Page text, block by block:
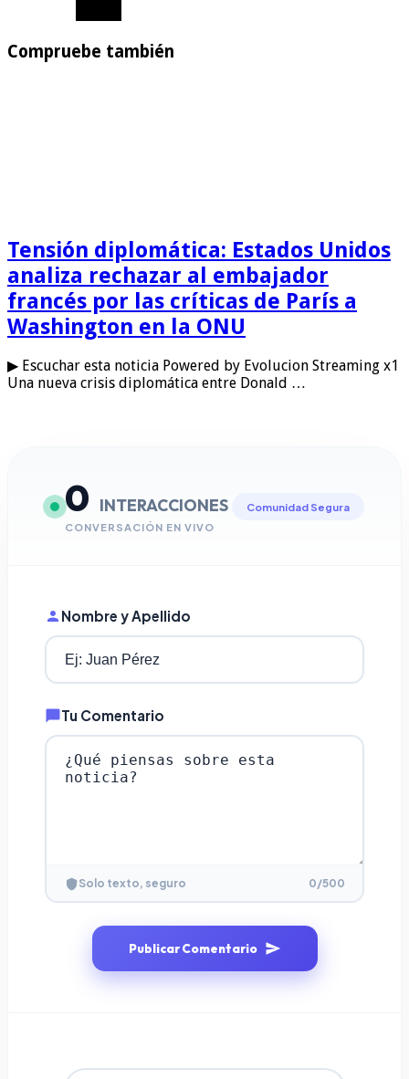
Compruebe también
Tensión diplomática: Estados Unidos
analiza rechazar al embajador
francés por las críticas de París a
Washington en la ONU
▶ Escuchar esta noticia Powered by Evolucion Streaming x1
Una nueva crisis diplomática entre Donald …
0 INTERACCIONES
CONVERSACIÓN EN VIVO
Comunidad Segura
Nombre y Apellido
Tu Comentario
Solo texto, seguro 0/500
Publicar Comentario